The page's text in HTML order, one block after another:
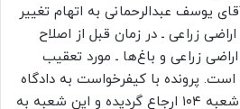
یوسف عبدالرحمانی به اتهام تغییر
زراعی ـ در زمان قبل از اصلاح
اراضی زراعی و باغ‌ها ـ مورد تعقیب
است. پرونده با کیفرخواست به دادگاه
عمومی همدان ارسال و به شعبه ۱۰۴ ارجاع گردیده و این شعبه به